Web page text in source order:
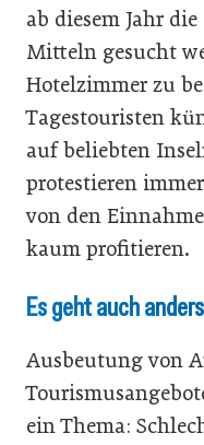
ab diesem Jahr
Mitteln gesucht
Hotelzimmer zu
Tagestouristen
auf beliebten
protestieren
von den
kaum profitieren.
Es geht auch anders
Ausbeutung von
ein Thema: